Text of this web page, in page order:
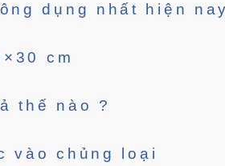
dụng nhất hiện nay
cm
thế nào ?
vào chủng loại